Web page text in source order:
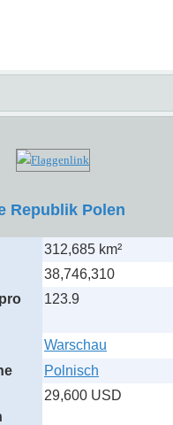
Republik Polen
312,685 km²
38,746,310
123.9
Warschau
Polnisch
29,600 USD